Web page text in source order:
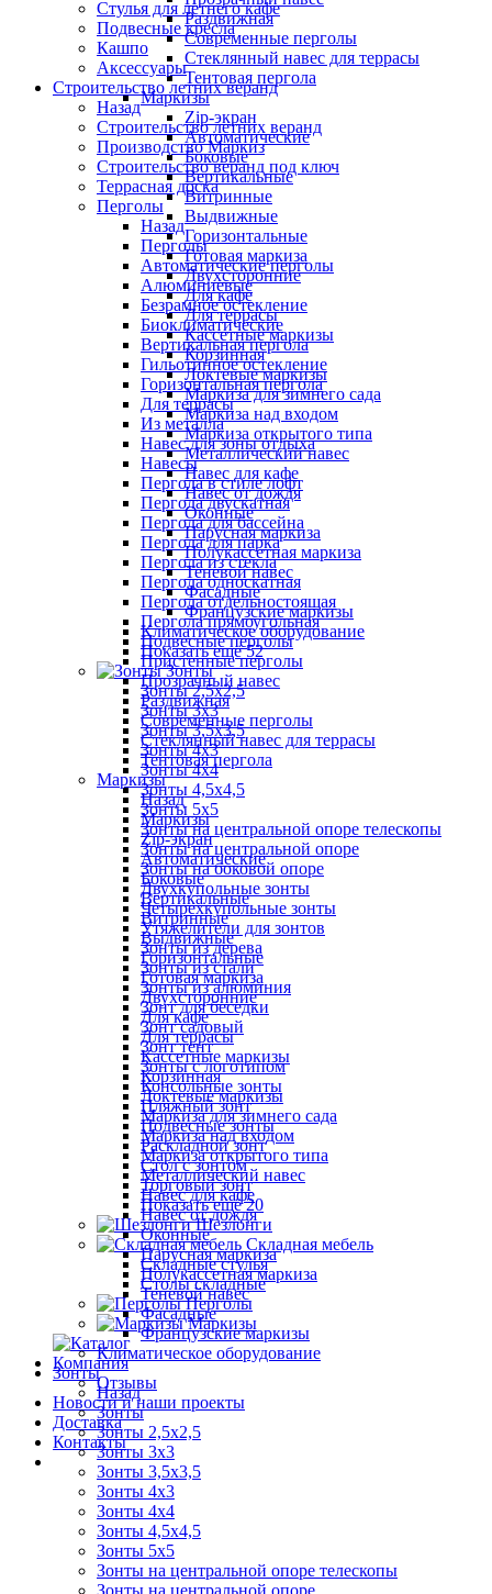
Раздвижная
Современные перголы
Стеклянный навес для террасы
Тентовая пергола
Маркизы
Zip-экран
Автоматические
Боковые
Вертикальные
Витринные
Выдвижные
Горизонтальные
Готовая маркиза
Двухсторонние
Для кафе
Для террасы
Кассетные маркизы
Корзинная
Локтевые маркизы
Маркиза для зимнего сада
Маркиза над входом
Маркиза открытого типа
Металлический навес
Навес для кафе
Навес от дождя
Оконные
Парусная маркиза
Полукассетная маркиза
Теневой навес
Фасадные
Французские маркизы
Климатическое оборудование
Показать ещё 52
Зонты
Зонты 2,5х2,5
Зонты 3х3
Зонты 3,5х3,5
Зонты 4х3
Зонты 4х4
Зонты 4,5х4,5
Зонты 5х5
Зонты на центральной опоре телескопы
Зонты на центральной опоре
Зонты на боковой опоре
Двухкупольные зонты
Четырехкупольные зонты
Утяжелители для зонтов
Зонты из дерева
Зонты из стали
Зонты из алюминия
Зонт для беседки
Зонт садовый
Зонт тент
Зонты с логотипом
Консольные зонты
Пляжный зонт
Подвесные зонты
Раскладной зонт
Стол с зонтом
Торговый зонт
Показать ещё 20
Шезлонги
Складная мебель
Складные стулья
Столы складные
Перголы
Маркизы
Компания
Отзывы
Новости и наши проекты
Доставка
Контакты
Стулья для летнего кафе
Подвесные кресла
Кашпо
Аксессуары
Строительство летних веранд
Назад
Строительство летних веранд
Производство Маркиз
Строительство веранд под ключ
Террасная доска
Перголы
Назад
Перголы
Автоматические перголы
Алюминиевые
Безрамное остекление
Биоклиматические
Вертикальная пергола
Гильотинное остекление
Горизонтальная пергола
Для террасы
Из металла
Навес для зоны отдыха
Навесы
Пергола в стиле лофт
Пергола двускатная
Пергола для бассейна
Пергола для парка
Пергола из стекла
Пергола односкатная
Пергола отдельностоящая
Пергола прямоугольная
Подвесные перголы
Пристенные перголы
Прозрачный навес
Раздвижная
Современные перголы
Стеклянный навес для террасы
Тентовая пергола
Маркизы
Назад
Маркизы
Zip-экран
Автоматические
Боковые
Вертикальные
Витринные
Выдвижные
Горизонтальные
Готовая маркиза
Двухсторонние
Для кафе
Для террасы
Кассетные маркизы
Корзинная
Локтевые маркизы
Маркиза для зимнего сада
Маркиза над входом
Маркиза открытого типа
Металлический навес
Навес для кафе
Навес от дождя
Оконные
Парусная маркиза
Полукассетная маркиза
Теневой навес
Фасадные
Французские маркизы
Климатическое оборудование
Зонты
Назад
Зонты
Зонты 2,5х2,5
Зонты 3х3
Зонты 3,5х3,5
Зонты 4х3
Зонты 4х4
Зонты 4,5х4,5
Зонты 5х5
Зонты на центральной опоре телескопы
Зонты на центральной опоре